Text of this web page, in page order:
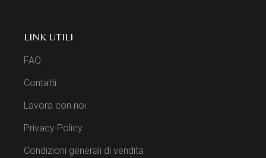
LINK UTILI
FAQ
Contatti
Lavora con noi
Privacy Policy
Condizioni generali di vendita